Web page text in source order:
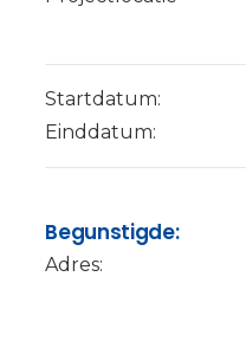
Startdatum:
Einddatum:
Begunstigde:
Adres: